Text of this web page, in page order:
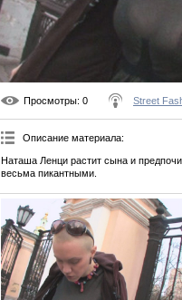
Просмотры: 0 Street
Описание материала:
Наташа Ленци растит сына и
весьма пикантными.